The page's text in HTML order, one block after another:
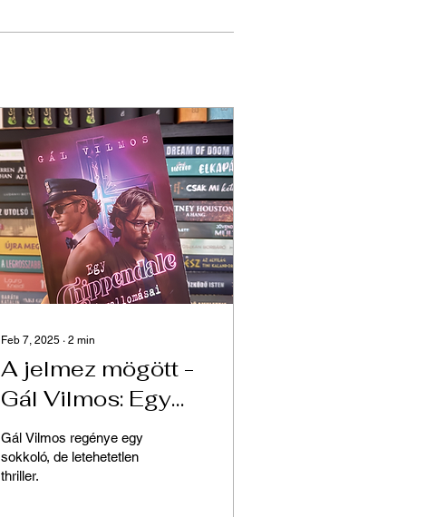
Feb 7, 2025 ∙ 2 min
A jelmez mögött -
Gál Vilmos: Egy
Chippendale fiú
vallomásai
Gál Vilmos regénye egy
sokkoló, de letehetetlen
thriller.